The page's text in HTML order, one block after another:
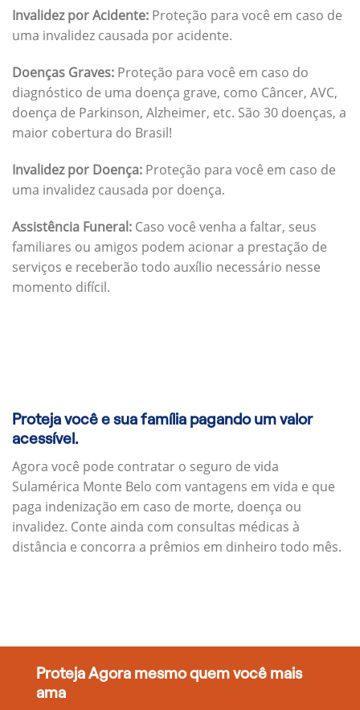
Invalidez por Acidente: Proteção para você em caso de
uma invalidez causada por acidente.
Doenças Graves: Proteção para você em caso do
diagnóstico de uma doença grave, como Câncer, AVC,
doença de Parkinson, Alzheimer, etc. São 30 doenças, a
maior cobertura do Brasil!
Invalidez por Doença: Proteção para você em caso de
uma invalidez causada por doença.
Assistência Funeral: Caso você venha a faltar, seus
familiares ou amigos podem acionar a prestação de
serviços e receberão todo auxílio necessário nesse
momento difícil.
Proteja você e sua família pagando um valor
acessível.
Agora você pode contratar o seguro de vida
Sulamérica Monte Belo com vantagens em vida e que
paga indenização em caso de morte, doença ou
invalidez. Conte ainda com consultas médicas à
distância e concorra a prêmios em dinheiro todo mês.
Proteja Agora mesmo quem você mais
ama